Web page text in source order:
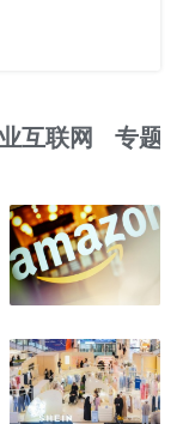
互联网 专题